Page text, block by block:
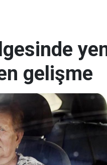
gelişme